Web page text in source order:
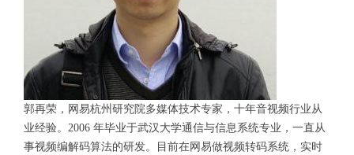
郭再荣，网易杭州研究院多媒体技术专家，十年音视频行业从
业经验。2006 年毕业于武汉大学通信与信息系统专业，一直从
事视频编解码算法的研发。目前在网易做视频转码系统，实时